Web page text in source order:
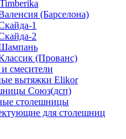
(Барселона)
1
2
(Прованс)
смесители
вытяжки Elikor
Союз(дсп)
столешницы
для столешниц